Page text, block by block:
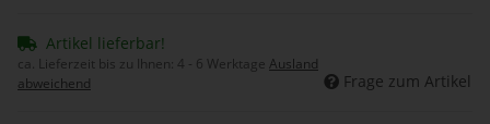
Artikel lieferbar!
ca. Lieferzeit bis zu Ihnen: 4 - 6 Werktage Ausland
abweichend
Frage zum Artikel